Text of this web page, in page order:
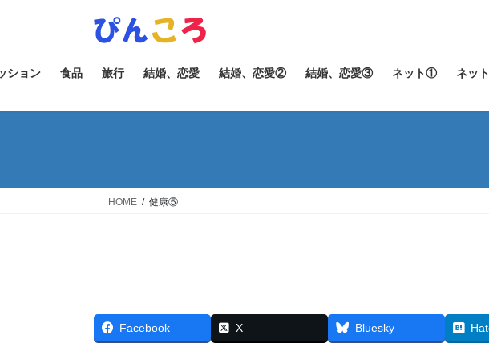
ン
ーション 食品 旅行 結婚、恋愛 結婚、恋愛② 結婚、恋愛③ ネット① ネッ
HOME 健康⑤
Facebook X Bluesky